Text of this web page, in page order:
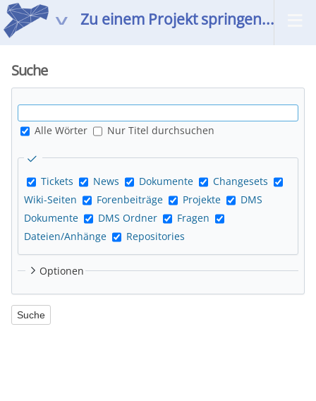
Zu einem Projekt springen...
Suche
Alle Wörter Nur Titel durchsuchen
Tickets News Dokumente
Changesets
Wiki-Seiten
Forenbeiträge Projekte
DMS
Dokumente
DMS Ordner
Fragen
Dateien/Anhänge
Repositories
Optionen